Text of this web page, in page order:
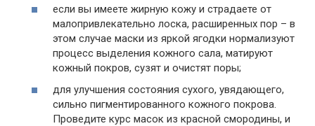
если вы имеете жирную кожу и страдаете от
малопривлекательно лоска, расширенных пор – в
этом случае маски из яркой ягодки нормализуют
процесс выделения кожного сала, матируют
кожный покров, сузят и очистят поры;
для улучшения состояния сухого, увядающего,
сильно пигментированного кожного покрова.
Проведите курс масок из красной смородины, и